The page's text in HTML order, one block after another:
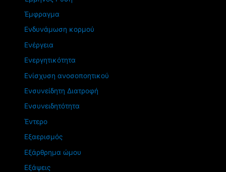
Έμφραγμα
Ενδυνάμωση κορμού
Ενέργεια
Ενεργητικότητα
Ενίσχυση ανοσοποητικού
Ενσυνείδητη Διατροφή
Ενσυνειδητότητα
Έντερο
Εξαερισμός
Εξάρθρημα ώμου
Εξάψεις